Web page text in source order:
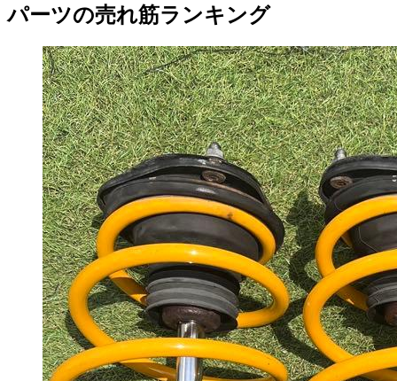
パーツの売れ筋ランキング